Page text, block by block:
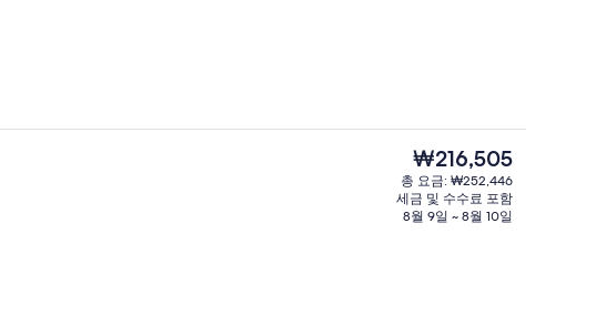
2 개의 레스토랑, 아침 식사, 점심 식사
현
재
가
격
₩216,505
총 요금: ₩252,446
세금 및 수수료 포함
8월 9일 ~ 8월 10일